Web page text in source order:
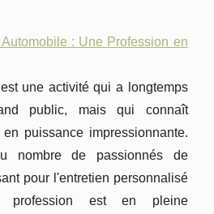
: Une Profession en
une activité qui a longtemps
public, mais qui connaît
puissance impressionnante.
nombre de passionnés de
pour l'entretien personnalisé
profession est en pleine